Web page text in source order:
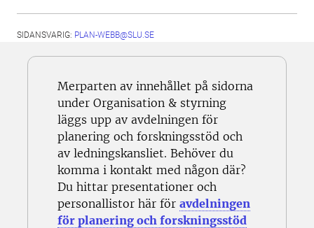
SIDANSVARIG: PLAN-WEBB@SLU.SE
Merparten av innehållet på sidorna
under Organisation & styrning
läggs upp av avdelningen för
planering och forskningsstöd och
av ledningskansliet. Behöver du
komma i kontakt med någon där?
Du hittar presentationer och
personallistor här för avdelningen
för planering och forskningsstöd